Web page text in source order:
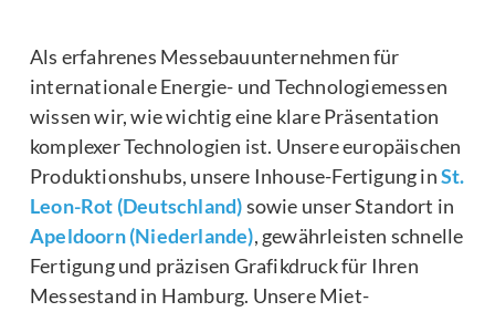
Als erfahrenes Messebauunternehmen für
internationale Energie- und Technologiemessen
wissen wir, wie wichtig eine klare Präsentation
komplexer Technologien ist. Unsere europäischen
Produktionshubs, unsere Inhouse-Fertigung inSt.
Leon-Rot (Deutschland)sowie unser Standort in
Apeldoorn (Niederlande), gewährleisten schnelle
Fertigung und präzisen Grafikdruck für Ihren
Messestand in Hamburg. Unsere Miet-